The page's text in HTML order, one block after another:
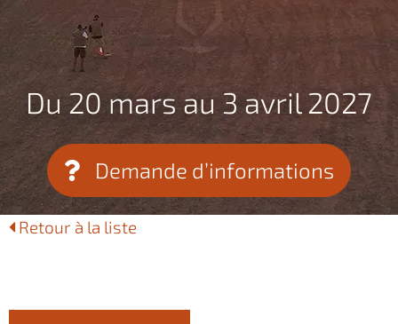
Du 20 mars au 3 avril 2027
Demande d’informations
Retour à la liste